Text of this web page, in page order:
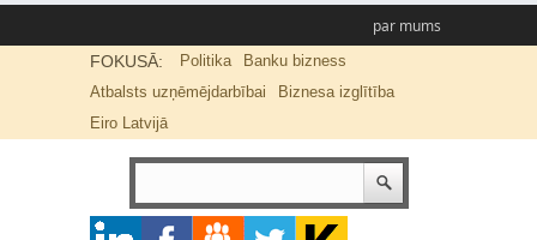
par mums
FOKUSĀ: Politika
Banku bizness
Atbalsts uzņēmējdarbībai
Biznesa izglītība
Eiro Latvijā